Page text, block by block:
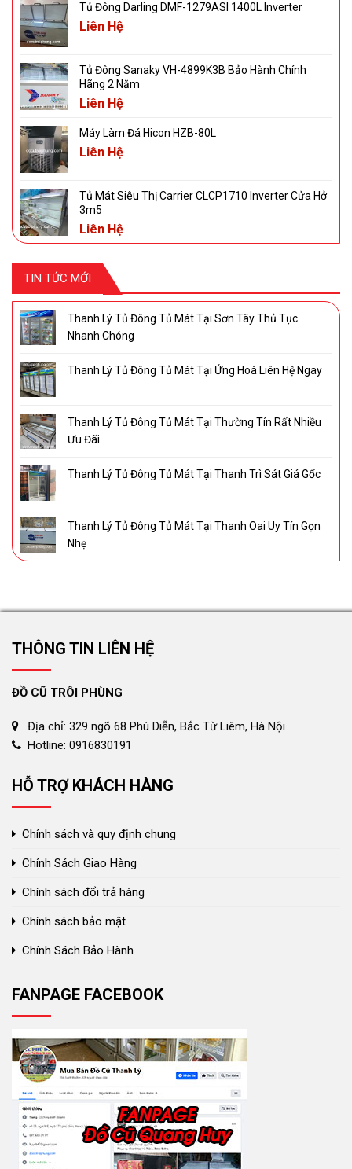
Tủ Đông Darling DMF-1279ASI 1400L Inverter
Liên Hệ
Tủ Đông Sanaky VH-4899K3B Bảo Hành Chính
Hãng 2 Năm
Liên Hệ
Máy Làm Đá Hicon HZB-80L
Liên Hệ
Tủ Mát Siêu Thị Carrier CLCP1710 Inverter Cửa Hở
3m5
Liên Hệ
TIN TỨC MỚI
Thanh Lý Tủ Đông Tủ Mát Tại Sơn Tây Thủ Tục
Nhanh Chóng
Thanh Lý Tủ Đông Tủ Mát Tại Ứng Hoà Liên Hệ Ngay
Thanh Lý Tủ Đông Tủ Mát Tại Thường Tín Rất Nhiều
Ưu Đãi
Thanh Lý Tủ Đông Tủ Mát Tại Thanh Trì Sát Giá Gốc
Thanh Lý Tủ Đông Tủ Mát Tại Thanh Oai Uy Tín Gọn
Nhẹ
THÔNG TIN LIÊN HỆ
ĐỒ CŨ TRÔI PHÙNG
Địa chỉ: 329 ngõ 68 Phú Diễn, Bắc Từ Liêm, Hà Nội
Hotline: 0916830191
HỖ TRỢ KHÁCH HÀNG
Chính sách và quy định chung
Chính Sách Giao Hàng
Chính sách đổi trả hàng
Chính sách bảo mật
Chính Sách Bảo Hành
FANPAGE FACEBOOK